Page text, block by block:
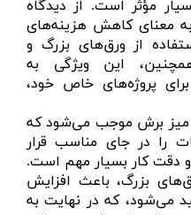
مؤثر است. از دیدگاه
معنای کاهش هزینه‌های
از ورق‌های بزرگ و
این ویژگی به
پروژه‌های خاص خود،
میز برش موجب می‌شود که
را در جای مناسب قرار
و دقت کار بسیار مهم است.
بزرگ، باعث افزایش
می‌شود، که در نهایت به